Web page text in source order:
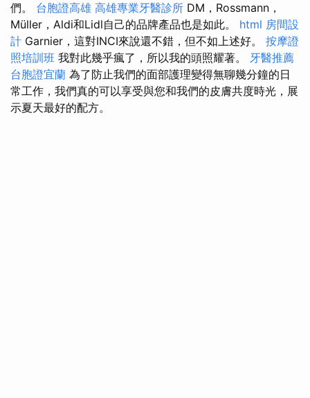
們。 台胞證高雄 高雄專業牙醫診所 DM，Rossmann，
Müller，Aldi和Lidl自己的品牌產品也是如此。 html 房間設
計 Garnier，這對INCI來說還不錯，但不如上述好。 按摩證
照培訓班 我對此幾乎瘋了，所以我的頭照耀著。 牙醫推薦
台胞證宜蘭 為了防止我們的面部護理變得無聊幾分鐘的日
常工作，我們真的可以享受與您和我們的皮膚共度時光，展
示夏天最好的配方。